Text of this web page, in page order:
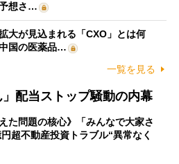
想さ…
大が見込まれる「CXO」とは何
国の医薬品…
一覧を見る
」配当ストップ騒動の内幕
た問題の核心》「みんなで大家さ
超不動産投資トラブル“異常なく